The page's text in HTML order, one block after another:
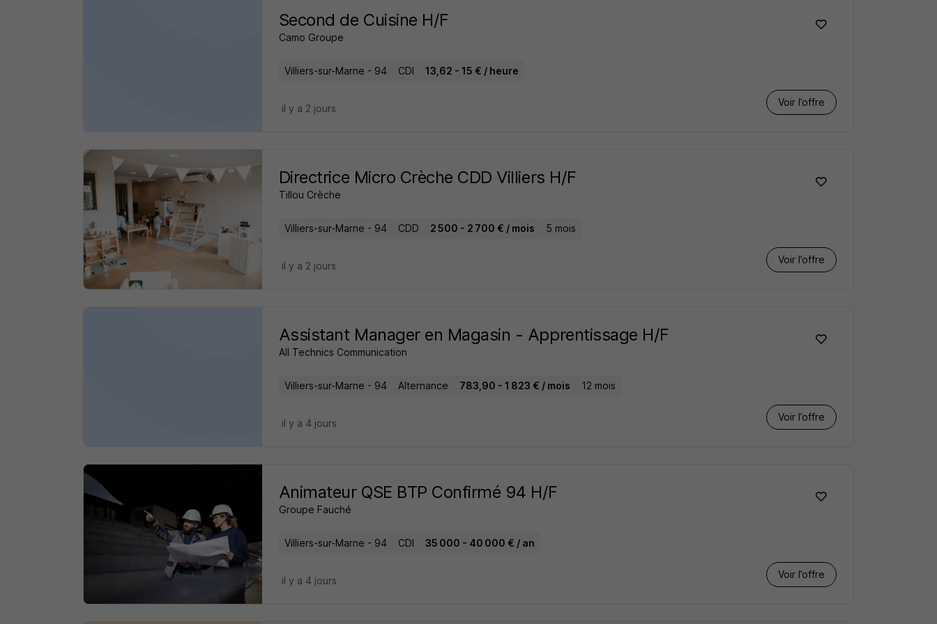
Second de Cuisine H/F
Camo Groupe
Villiers-sur-Marne - 94 CDI 13,62 - 15 € / heure
Voir l’offre
il y a 2 jours
Directrice Micro Crèche CDD Villiers H/F
Tillou Crèche
Villiers-sur-Marne - 94 CDD 2 500 - 2 700 € / mois 5 mois
Voir l’offre
il y a 2 jours
Assistant Manager en Magasin - Apprentissage H/F
All Technics Communication
Villiers-sur-Marne - 94 Alternance 783,90 - 1 823 € / mois 12 mois
Voir l’offre
il y a 4 jours
Animateur QSE BTP Confirmé 94 H/F
Groupe Fauché
Villiers-sur-Marne - 94 CDI 35 000 - 40 000 € / an
Voir l’offre
il y a 4 jours